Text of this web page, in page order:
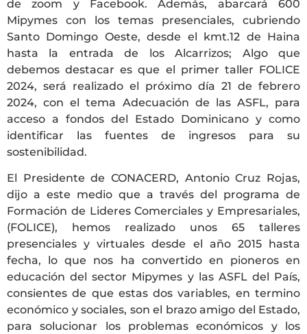
de zoom y Facebook. Además, abarcará 600
Mipymes con los temas presenciales, cubriendo
Santo Domingo Oeste, desde el kmt.12 de Haina
hasta la entrada de los Alcarrizos; Algo que
debemos destacar es que el primer taller FOLICE
2024, será realizado el próximo día 21 de febrero
2024, con el tema Adecuación de las ASFL, para
acceso a fondos del Estado Dominicano y como
identificar las fuentes de ingresos para su
sostenibilidad.
El Presidente de CONACERD, Antonio Cruz Rojas,
dijo a este medio que a través del programa de
Formación de Lideres Comerciales y Empresariales,
(FOLICE), hemos realizado unos 65 talleres
presenciales y virtuales desde el año 2015 hasta
fecha, lo que nos ha convertido en pioneros en
educación del sector Mipymes y las ASFL del País,
consientes de que estas dos variables, en termino
económico y sociales, son el brazo amigo del Estado,
para solucionar los problemas económicos y los